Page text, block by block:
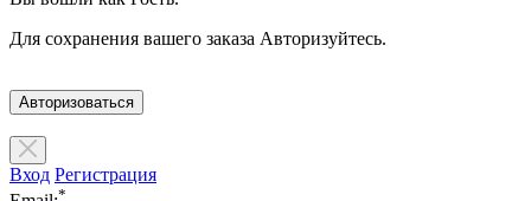
Для сохранения вашего заказа Авторизуйтесь.
Авторизоваться
Вход Регистрация
*